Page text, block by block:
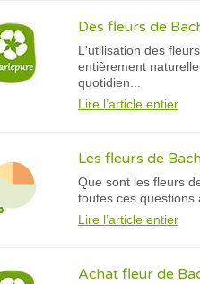
Des fleurs de
L'utilisation des
entièrement
quotidien...
Lire l’article entier
Les fleurs de
Que sont les fleurs
toutes ces questions
Lire l’article entier
Achat fleur de